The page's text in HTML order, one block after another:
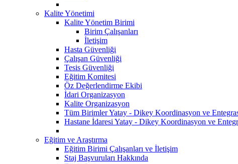
Kalite Yönetimi
Kalite Yönetim Birimi
Birim Çalışanları
İletişim
Hasta Güvenliği
Çalışan Güvenliği
Tesis Güvenliği
Eğitim Komitesi
Öz Değerlendirme Ekibi
İdari Organizasyon
Kalite Organizasyon
Tüm Birimler Yatay - Dikey Koordinasyon ve
Hastane İdaresi Yatay - Dikey Koordinasyon ve
Eğitim ve Araştırma
Eğitim Birimi Çalışanları ve İletişim
Staj Başvuruları Hakkında